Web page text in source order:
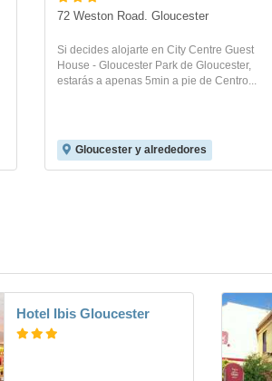
72 Weston Road. Gloucester
Si decides alojarte en City Centre Guest
House - Gloucester Park de Gloucester,
estarás a apenas 5min a pie de Centro...
Gloucester y alrededores
Hotel Ibis Gloucester